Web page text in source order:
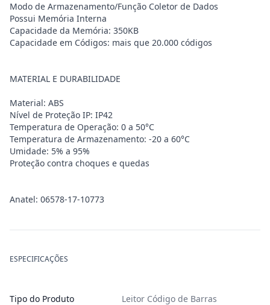
Modo de Armazenamento/Função Coletor de Dados
Possui Memória Interna
Capacidade da Memória: 350KB
Capacidade em Códigos: mais que 20.000 códigos
MATERIAL E DURABILIDADE
Material: ABS
Nível de Proteção IP: IP42
Temperatura de Operação: 0 a 50°C
Temperatura de Armazenamento: -20 a 60°C
Umidade: 5% a 95%
Proteção contra choques e quedas
Anatel: 06578-17-10773
ESPECIFICAÇÕES
Tipo do Produto Leitor Código de Barras